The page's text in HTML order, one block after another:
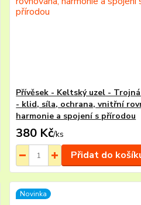
Přívěsek - Keltský uzel -
- klid, síla, ochrana, vnitřní
harmonie a spojení s přírodou
380 Kč/ks
Přidat do
Novinka